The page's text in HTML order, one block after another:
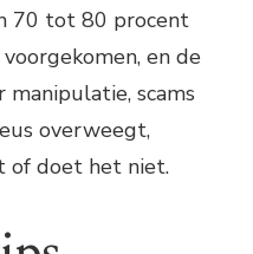
70 tot 80 procent
en de
scams
overweegt,
of doet het niet.